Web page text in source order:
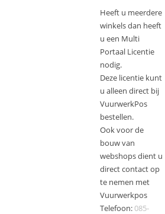
Heeft u meerdere
winkels dan heeft
u een Multi
Portaal Licentie
nodig.
Deze licentie kunt
u alleen direct bij
VuurwerkPos
bestellen.
Ook voor de
bouw van
webshops dient u
direct contact op
te nemen met
Vuurwerkpos
Telefoon: 085-